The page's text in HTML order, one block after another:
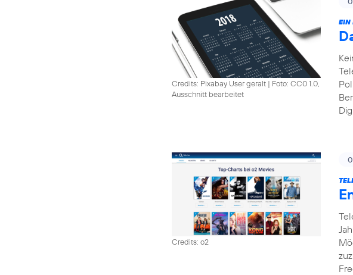
Credits: Pixabay User geralt | Foto: CC0 1.0,
Ausschnitt bearbeitet
EIN
Credits: o2